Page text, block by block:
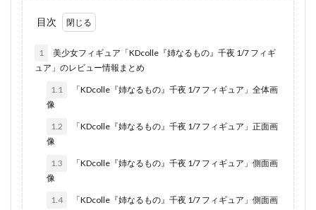
目次
1
美少女フィギュア「KDcolle『姉なるもの』千夜 1/7 フィギ
ュア」のレビュー情報まとめ
1.1
「KDcolle『姉なるもの』千夜 1/7 フィギュア」全体画
像
1.2
「KDcolle『姉なるもの』千夜 1/7 フィギュア」正面画
像
1.3
「KDcolle『姉なるもの』千夜 1/7 フィギュア」側面画
像
1.4
「KDcolle『姉なるもの』千夜 1/7 フィギュア」側面画